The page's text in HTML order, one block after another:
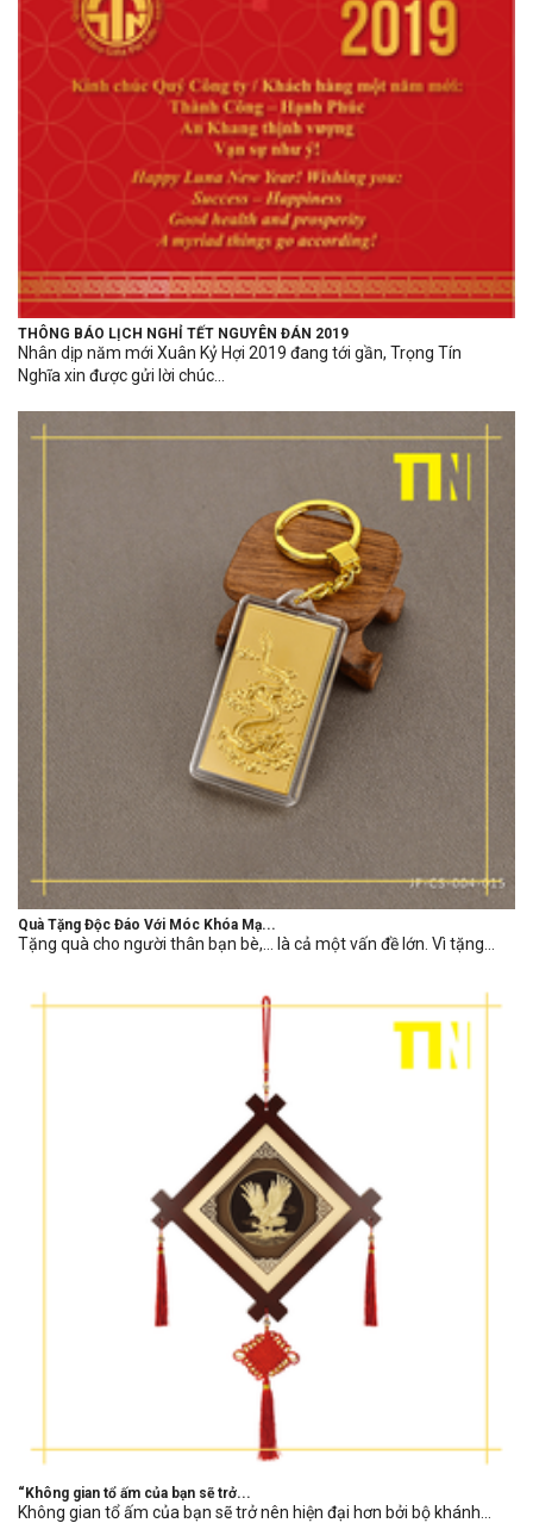
THÔNG BÁO LỊCH NGHỈ TẾT NGUYÊN ĐÁN 2019
Nhân dịp năm mới Xuân Kỷ Hợi 2019 đang tới gần, Trọng Tín
Nghĩa xin được gửi lời chúc...
Quà Tặng Độc Đáo Với Móc Khóa Mạ...
Tặng quà cho người thân bạn bè,… là cả một vấn đề lớn. Vì tặng...
“Không gian tổ ấm của bạn sẽ trở...
Không gian tổ ấm của bạn sẽ trở nên hiện đại hơn bởi bộ khánh...